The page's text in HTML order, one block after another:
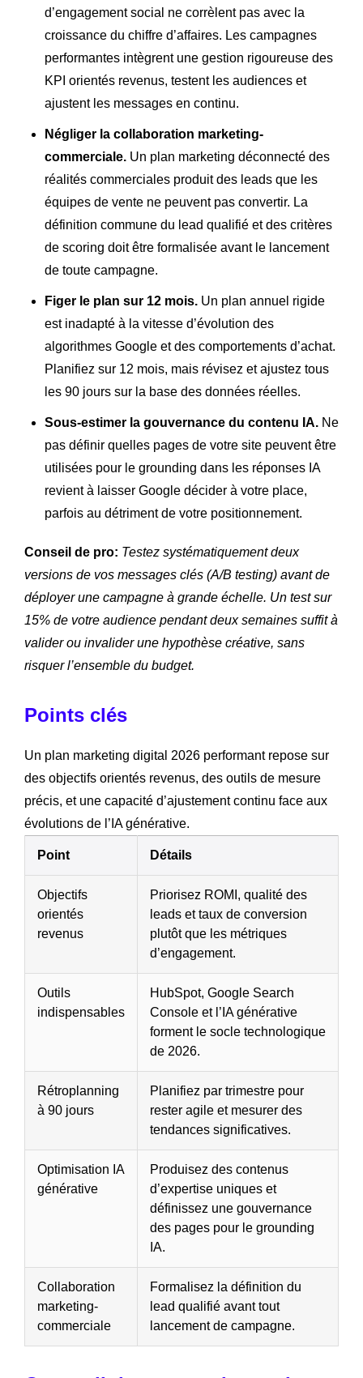
d’engagement social ne corrèlent pas avec la
croissance du chiffre d’affaires. Les campagnes
performantes intègrent une gestion rigoureuse des
KPI orientés revenus, testent les audiences et
ajustent les messages en continu.
Négliger la collaboration marketing-
commerciale. Un plan marketing déconnecté des
réalités commerciales produit des leads que les
équipes de vente ne peuvent pas convertir. La
définition commune du lead qualifié et des critères
de scoring doit être formalisée avant le lancement
de toute campagne.
Figer le plan sur 12 mois. Un plan annuel rigide
est inadapté à la vitesse d’évolution des
algorithmes Google et des comportements d’achat.
Planifiez sur 12 mois, mais révisez et ajustez tous
les 90 jours sur la base des données réelles.
Sous-estimer la gouvernance du contenu IA. Ne
pas définir quelles pages de votre site peuvent être
utilisées pour le grounding dans les réponses IA
revient à laisser Google décider à votre place,
parfois au détriment de votre positionnement.
Conseil de pro: Testez systématiquement deux
versions de vos messages clés (A/B testing) avant de
déployer une campagne à grande échelle. Un test sur
15% de votre audience pendant deux semaines suffit à
valider ou invalider une hypothèse créative, sans
risquer l’ensemble du budget.
Points clés
Un plan marketing digital 2026 performant repose sur
des objectifs orientés revenus, des outils de mesure
précis, et une capacité d’ajustement continu face aux
évolutions de l’IA générative.
Point Détails
Objectifs
orientés
revenus
Priorisez ROMI, qualité des
leads et taux de conversion
plutôt que les métriques
d’engagement.
Outils
indispensables
HubSpot, Google Search
Console et l’IA générative
forment le socle technologique
de 2026.
Rétroplanning
à 90 jours
Planifiez par trimestre pour
rester agile et mesurer des
tendances significatives.
Optimisation IA
générative
Produisez des contenus
d’expertise uniques et
définissez une gouvernance
des pages pour le grounding
IA.
Collaboration
marketing-
commerciale
Formalisez la définition du
lead qualifié avant tout
lancement de campagne.